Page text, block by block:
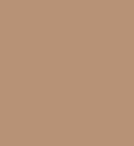
椰子、玉
為潔淨成
潔我們嬌
部分都是
並且採用
原料，確
和，就算
洗完後相
油和玻尿
會有滑滑